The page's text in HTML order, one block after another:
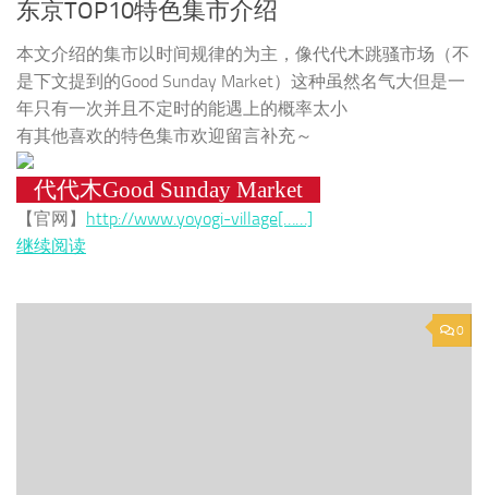
东京TOP10特色集市介绍
本文介绍的集市以时间规律的为主，像代代木跳骚市场（不
是下文提到的Good Sunday Market）这种虽然名气大但是一
年只有一次并且不定时的能遇上的概率太小
有其他喜欢的特色集市欢迎留言补充～
代代木Good Sunday Market
【官网】 http://www.yoyogi-village[……]
继续阅读
0